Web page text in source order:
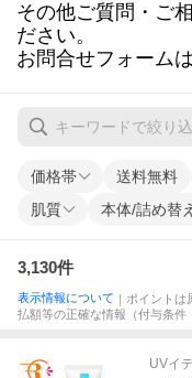
その他ご質問・ご
ださい。
お問合せフォームは
価格帯 送料無料
肌質 本体/詰め替え
3,130件
表示情報について ｜ポイント
払額等の正確な情報（付与条
UVイ